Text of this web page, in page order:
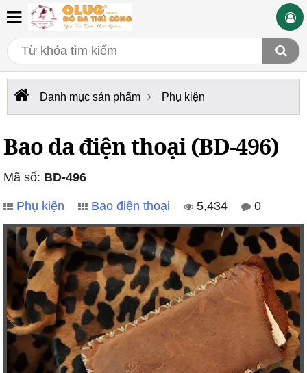
Danh mục sản phẩm Phụ kiện
Bao da điện thoại (BD-496)
Mã số: BD-496
Phụ kiện Bao điện thoại 5,434 0